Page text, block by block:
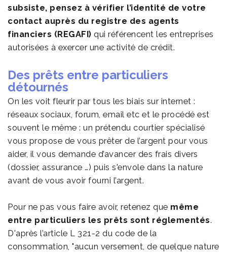
subsiste, pensez à vérifier l’identité de votre
contact auprès du registre des agents
financiers (REGAFI) qui référencent les entreprises
autorisées à exercer une activité de crédit.
Des prêts entre particuliers
détournés
On les voit fleurir par tous les biais sur internet :
réseaux sociaux, forum, email etc et le procédé est
souvent le même : un prétendu courtier spécialisé
vous propose de vous prêter de l’argent pour vous
aider, il vous demande d’avancer des frais divers
(dossier, assurance …) puis s'envole dans la nature
avant de vous avoir fourni l’argent.
Pour ne pas vous faire avoir, retenez que même
entre particuliers les prêts sont réglementés.
D'après l’article L 321-2 du code de la
consommation, "aucun versement, de quelque nature